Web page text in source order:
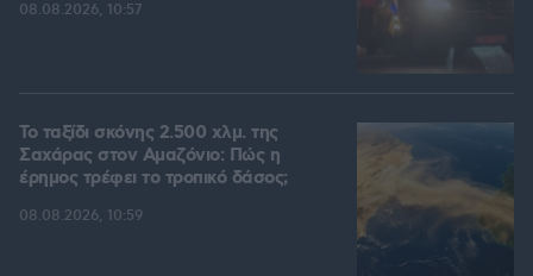
08.08.2026, 10:57
Το ταξίδι σκόνης 2.500 χλμ. της
Σαχάρας στον Αμαζόνιο: Πώς η
έρημος τρέφει το τροπικό δάσος;
08.08.2026, 10:59